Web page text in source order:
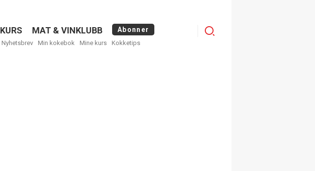
KURS MAT & VINKLUBB Abonner
Nyhetsbrev Min kokebok Mine kurs Kokketips
Menu